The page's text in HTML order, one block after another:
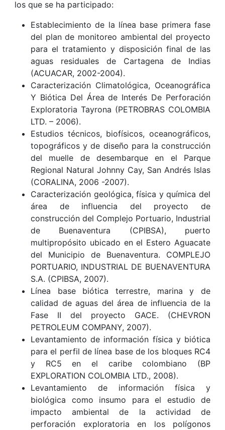
los que se ha participado:
Establecimiento de la línea base primera fase
del plan de monitoreo ambiental del proyecto
para el tratamiento y disposición final de las
aguas residuales de Cartagena de Indias
(ACUACAR, 2002-2004).
Caracterización Climatológica, Oceanográfica
Y Biótica Del Área de Interés De Perforación
Exploratoria Tayrona (PETROBRAS COLOMBIA
LTD. – 2006).
Estudios técnicos, biofísicos, oceanográficos,
topográficos y de diseño para la construcción
del muelle de desembarque en el Parque
Regional Natural Johnny Cay, San Andrés Islas
(CORALINA, 2006 -2007).
Caracterización geológica, física y química del
área de influencia del proyecto de
construcción del Complejo Portuario, Industrial
de Buenaventura (CPIBSA), puerto
multipropósito ubicado en el Estero Aguacate
del Municipio de Buenaventura. COMPLEJO
PORTUARIO, INDUSTRIAL DE BUENAVENTURA
S.A. (CPIBSA, 2007).
Línea base biótica terrestre, marina y de
calidad de aguas del área de influencia de la
Fase II del proyecto GACE. (CHEVRON
PETROLEUM COMPANY, 2007).
Levantamiento de información física y biótica
para el perfil de línea base de los bloques RC4
y RC5 en el caribe colombiano (BP
EXPLORATION COLOMBIA LTD., 2008).
Levantamiento de información física y
biológica como insumo para el estudio de
impacto ambiental de la actividad de
perforación exploratoria en los polígonos